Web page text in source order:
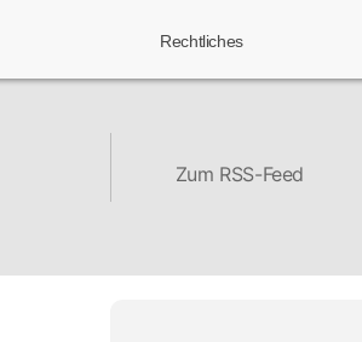
Rechtliches
Zum RSS-Feed